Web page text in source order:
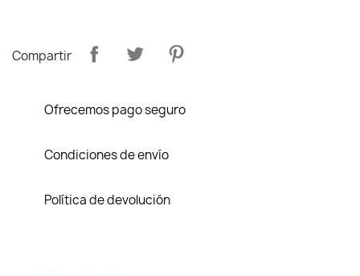
Compartir
Ofrecemos pago seguro
Condiciones de envío
Política de devolución